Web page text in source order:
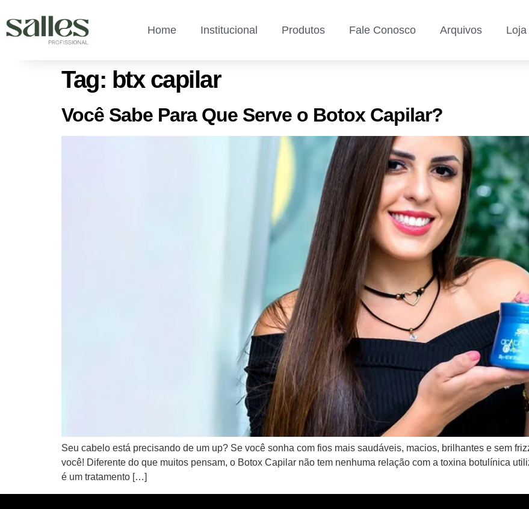
Home Institucional Produtos Fale Conosco Arquivos Loja
Tag: btx capilar
Você Sabe Para Que Serve o Botox Capilar?
Seu cabelo está precisando de um up? Se você sonha com fios mais saudáveis, macios, brilhantes e sem
você! Diferente do que muitos pensam, o Botox Capilar não tem nenhuma relação com a toxina botulínica
é um tratamento […]